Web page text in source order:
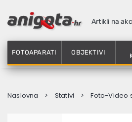
Artikli na
FOTOAPARATI OBJEKTIVI
Naslovna Stativi Foto-Video